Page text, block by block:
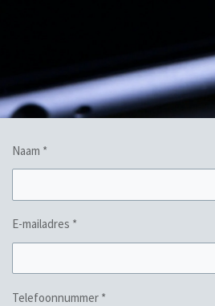
Naam *
E-mailadres *
Telefoonnummer *